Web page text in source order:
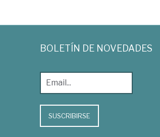
BOLETÍN DE NOVEDADES
SUSCRIBIRSE